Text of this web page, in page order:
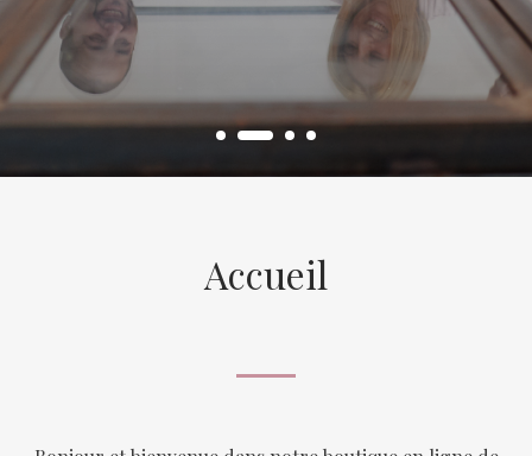
Accueil